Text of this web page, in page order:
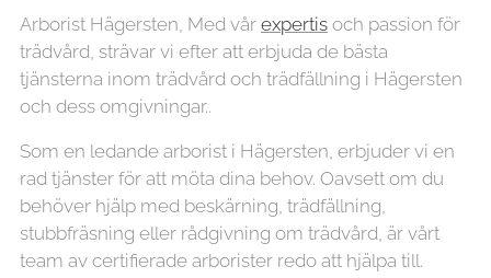
Arborist Hägersten, Med vår expertis och passion för
trädvård, strävar vi efter att erbjuda de bästa
tjänsterna inom trädvård och trädfällning i Hägersten
och dess omgivningar..
Som en ledande arborist i Hägersten, erbjuder vi en
rad tjänster för att möta dina behov. Oavsett om du
behöver hjälp med beskärning, trädfällning,
stubbfräsning eller rådgivning om trädvård, är vårt
team av certifierade arborister redo att hjälpa till.